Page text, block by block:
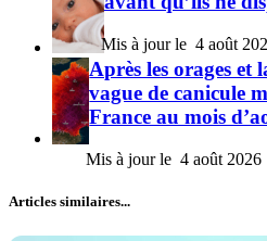
4 août
Après les orages et
vague de canicule
France au mois
4 août 2026
Articles similaires...